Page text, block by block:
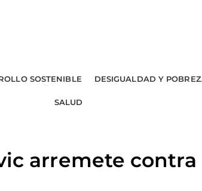
SOSTENIBLE DESIGUALDAD Y
SALUD
arremete